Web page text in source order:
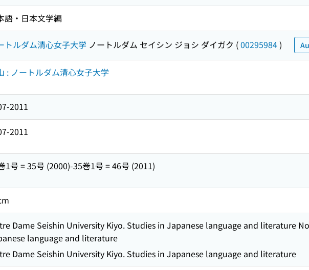
語・日本文学編
トルダム清心女子大学 ノートルダム セイシン ジョシ ダイガク (00295984)
: ノートルダム清心女子大学
2011
2011
1号 = 35号 (2000)-35巻1号 = 46号 (2011)
Dame Seishin University Kiyo. Studies in Japanese language and literature
language and literature
Dame Seishin University Kiyo. Studies in Japanese language and literature